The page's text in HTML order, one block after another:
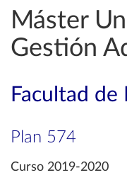
Máster
Gestión
Facultad de
Plan 574
Curso 2019-2020